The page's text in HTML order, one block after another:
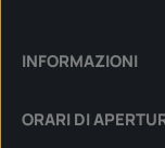
t
e
d
INFORMAZIONI
ORARI DI